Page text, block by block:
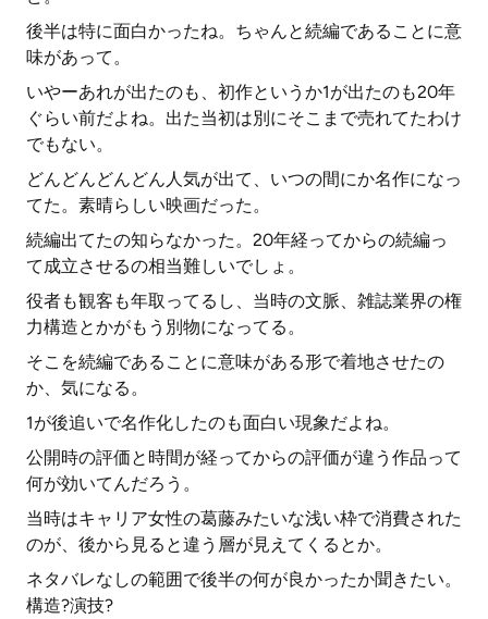
後半は特に面白かったね。ちゃんと続編であることに意
味があって。
いやーあれが出たのも、初作というか1が出たのも20年
ぐらい前だよね。出た当初は別にそこまで売れてたわけ
でもない。
どんどんどんどん人気が出て、いつの間にか名作になっ
てた。素晴らしい映画だった。
続編出てたの知らなかった。20年経ってからの続編っ
て成立させるの相当難しいでしょ。
役者も観客も年取ってるし、当時の文脈、雑誌業界の権
力構造とかがもう別物になってる。
そこを続編であることに意味がある形で着地させたの
か、気になる。
1が後追いで名作化したのも面白い現象だよね。
公開時の評価と時間が経ってからの評価が違う作品って
何が効いてんだろう。
当時はキャリア女性の葛藤みたいな浅い枠で消費された
のが、後から見ると違う層が見えてくるとか。
ネタバレなしの範囲で後半の何が良かったか聞きたい。
構造?演技?